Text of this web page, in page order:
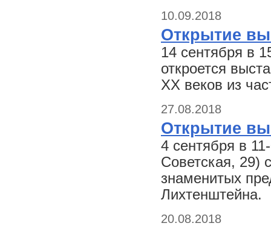
10.09.2018
Открытие
14 сентября в
откроется
XX веков из
27.08.2018
Открытие
4 сентября в
Советская, 29)
знаменитых
Лихтенштейна.
20.08.2018